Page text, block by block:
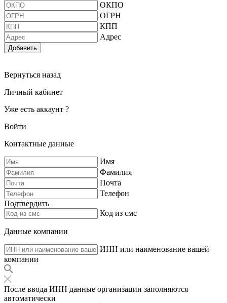
ОКПО
ОГРН
КПП
Адрес
Добавить
Вернуться назад
Личный кабинет
Уже есть аккаунт ?
Войти
Контактные данные
Имя
Фамилия
Почта
Телефон
Подтвердить
Код из смс
Данные компании
ИНН или наименование вашей
компании
После ввода ИНН данные организации заполняются
автоматически